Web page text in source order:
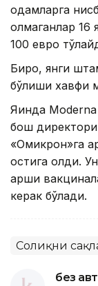
одамларга
олмаганлар 16
100 евро
Бироқ, янги
бўлиши хавфи
Яқинда
бош
«Омикрон»га
остига олди.
қарши
керак бўлади.
Соғлиқни
без